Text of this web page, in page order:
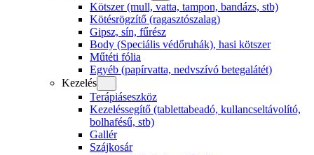
Kötszer (mull, vatta, tampon, bandázs, stb)
Kötésrögzítő (ragasztószalag)
Gipsz, sín, fűrész
Body (Speciális védőruhák), hasi kötszer
Műtéti fólia
Egyéb (papírvatta, nedvszívó betegalátét)
Kezelés
Terápiáseszköz
Kezeléssegítő (tablettabeadó, kullancseltávolító,
bolhafésű, stb)
Gallér
Szájkosár